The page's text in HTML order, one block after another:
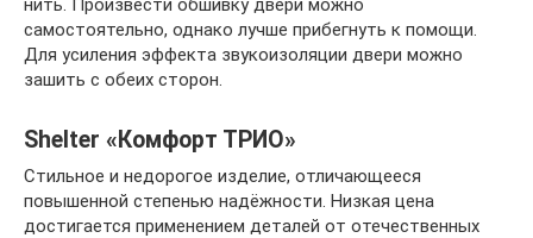
самостоятельно, однако лучше прибегнуть к помощи.
Для усиления эффекта звукоизоляции двери можно
зашить с обеих сторон.
Shelter «Комфорт ТРИО»
Стильное и недорогое изделие, отличающееся
повышенной степенью надёжности. Низкая цена
достигается применением деталей от отечественных